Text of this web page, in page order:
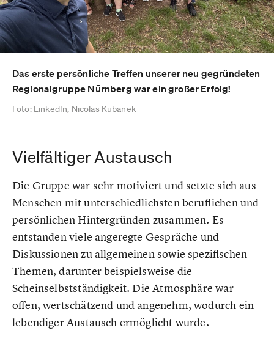
Das erste persönliche Treffen unserer neu gegründeten
Regionalgruppe Nürnberg war ein großer Erfolg!
Foto: LinkedIn, Nicolas Kubanek
Vielfältiger Austausch
Die Gruppe war sehr motiviert und setzte sich aus
Menschen mit unterschiedlichsten beruflichen und
persönlichen Hintergründen zusammen. Es
entstanden viele angeregte Gespräche und
Diskussionen zu allgemeinen sowie spezifischen
Themen, darunter beispielsweise die
Scheinselbstständigkeit. Die Atmosphäre war
offen, wertschätzend und angenehm, wodurch ein
lebendiger Austausch ermöglicht wurde.